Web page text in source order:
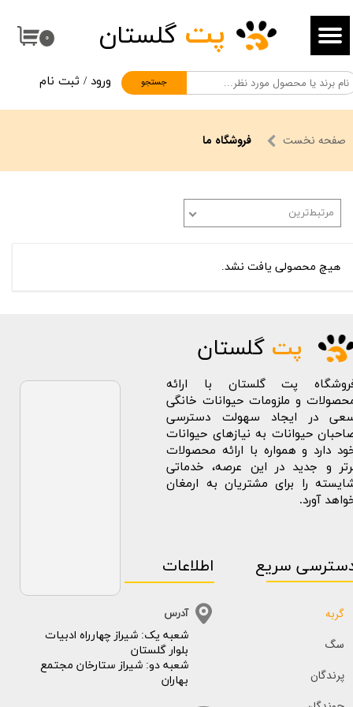
۰
جستجو
پت گلستان
ورود / ثبت نام
حساب کاربری من
تغییر گذر واژه
سفارشات
خروج از حساب کاربری
صفحه نخست فروشگاه ما
مرتبط‌ترین
هیچ محصولی یافت نشد.
پت گلستان
پت گلستان با ارائه
و ملزومات حیوانات خانگی
در ایجاد سهولت دسترسی
حیوانات به نیازهای حیوانات
دارد و همواره با ارائه محصولات
و جدید در این عرصه، خدماتی
را برای مشتریان به ارمغان
آورد.
سریع
گربه
سگ
پرندگان
​​شعبه یک: شیراز چهارراه ادبیات
بلوار گلستان
شعبه دو: شیراز ستارخان مجتمع
بهاران
اطلاعات
آدرس